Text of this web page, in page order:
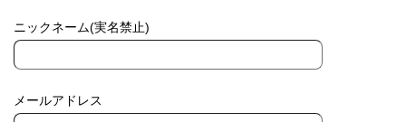
ニックネーム(実名禁止)
メールアドレス